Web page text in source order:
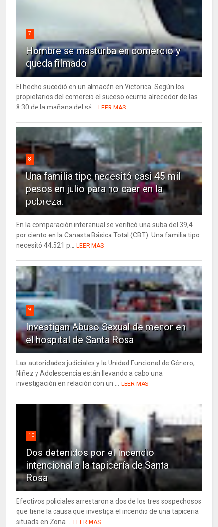
7
Hombre se masturba en comercio y
queda filmado
El hecho sucedió en un almacén en Victorica. Según los
propietarios del comercio el suceso ocurrió alrededor de las
8:30 de la mañana del sá... LEER MAS
8
Una familia tipo necesitó casi 45 mil
pesos en julio para no caer en la
pobreza.
En la comparación interanual se verificó una suba del 39,4
por ciento en la Canasta Básica Total (CBT). Una familia tipo
necesitó 44.521 p... LEER MAS
9
Investigan Abuso Sexual de menor en
el hospital de Santa Rosa
Las autoridades judiciales y la Unidad Funcional de Género,
Niñez y Adolescencia están llevando a cabo una
investigación en relación con un ... LEER MAS
10
Dos detenidos por el incendio
intencional a la tapicería de Santa
Rosa
Efectivos policiales arrestaron a dos de los tres sospechosos
que tiene la causa que investiga el incendio de una tapicería
situada en Zona ... LEER MAS